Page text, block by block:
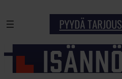
sisältöön
PYYDÄ TARJOUS